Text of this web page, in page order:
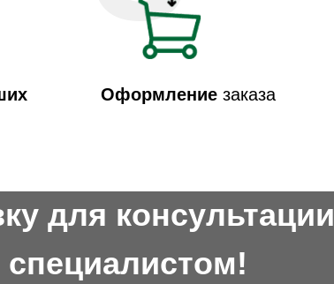
Оформление заказа
для консультации